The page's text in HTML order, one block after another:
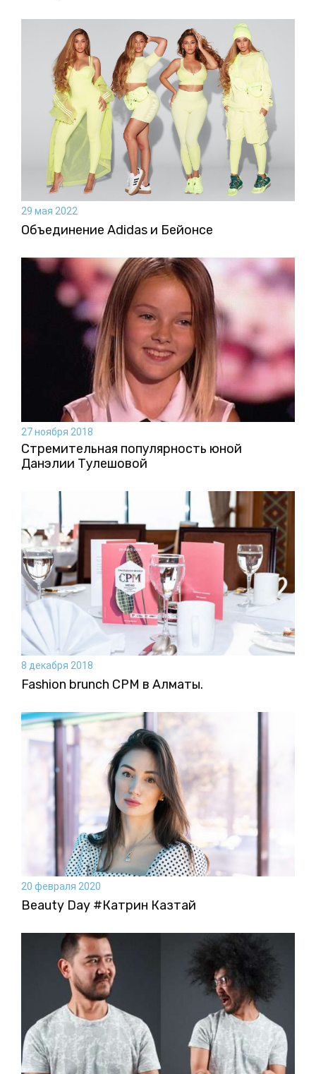
29 мая 2022
Объединение Adidas и Бейонсе
27 ноября 2018
Стремительная популярность юной
Данэлии Тулешовой
8 декабря 2018
Fashion brunch CPM в Алматы.
20 февраля 2020
Beauty Day #Катрин Казтай